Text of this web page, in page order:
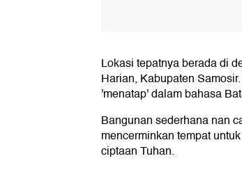
Lokasi tepatnya berada di
Harian, Kabupaten
'menatap' dalam bahasa
Bangunan sederhana nan
mencerminkan tempat
ciptaan Tuhan.